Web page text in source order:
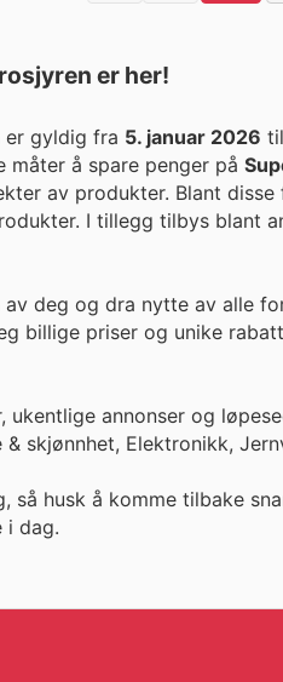
er her!
er gyldig fra 5. januar 2026 til
å spare penger på
av produkter. Blant
I tillegg tilbys blant
deg og dra nytte av alle
høy inflasjon. gir deg billige priser og unike
annonser og
& skjønnhet, Elektronikk,
så husk å komme tilbake
i dag.